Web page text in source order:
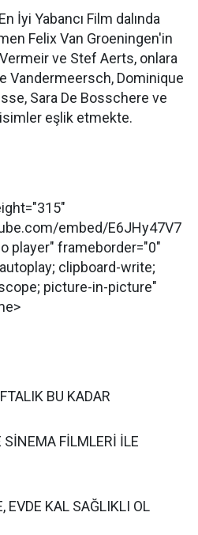
İyi Yabancı Film dalında
Felix Van Groeningen'in
ve Stef Aerts, onlara
Vandermeersch, Dominique
Sara De Bosschere ve
eşlik etmekte.
embed/E6JHy47V7
player" frameborder="0"
clipboard-write;
picture-in-picture"
KADAR
FİLMLERİ İLE
KAL SAĞLIKLI OL